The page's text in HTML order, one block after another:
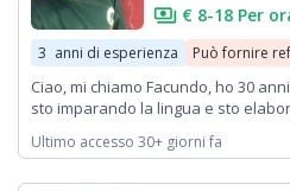
payments € 8-18 Per
3 anni di esperienza Può fornire
Ciao, mi chiamo Facundo, ho 30
sto imparando la lingua e sto
assistenza all'infanzia.
Ultimo accesso 30+ giorni fa